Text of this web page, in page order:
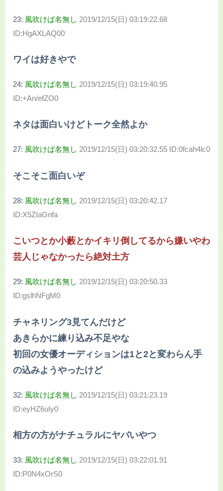
23: 風吹けば名無し 2019/12/15(日) 03:19:22.68
ID:HgAXLAQ00
ワイは好きやで
24: 風吹けば名無し 2019/12/15(日) 03:19:40.95
ID:+An/efZO0
ネタは面白いけどトーク全然よか
27: 風吹けば名無し 2019/12/15(日) 03:20:32.55 ID:0fcah4lc0
そこそこ面白いぞ
28: 風吹けば名無し 2019/12/15(日) 03:20:42.17
ID:X5ZIaGnfa
こいつとか小藪とかイキリ倒してるから嫌いやわ
芸人じゃなかったら絶対土方
29: 風吹けば名無し 2019/12/15(日) 03:20:50.33
ID:gslhNFgM0
チャネリング3見てんだけど
あきらかに練り込み不足やな
初回の女優オーディションは1と2と変わらん手
の込みようやったけど
32: 風吹けば名無し 2019/12/15(日) 03:21:23.19
ID:eyHZ6uIy0
相方の方がナチュラルにヤバいやつ
33: 風吹けば名無し 2019/12/15(日) 03:22:01.91
ID:P0N4xOrS0